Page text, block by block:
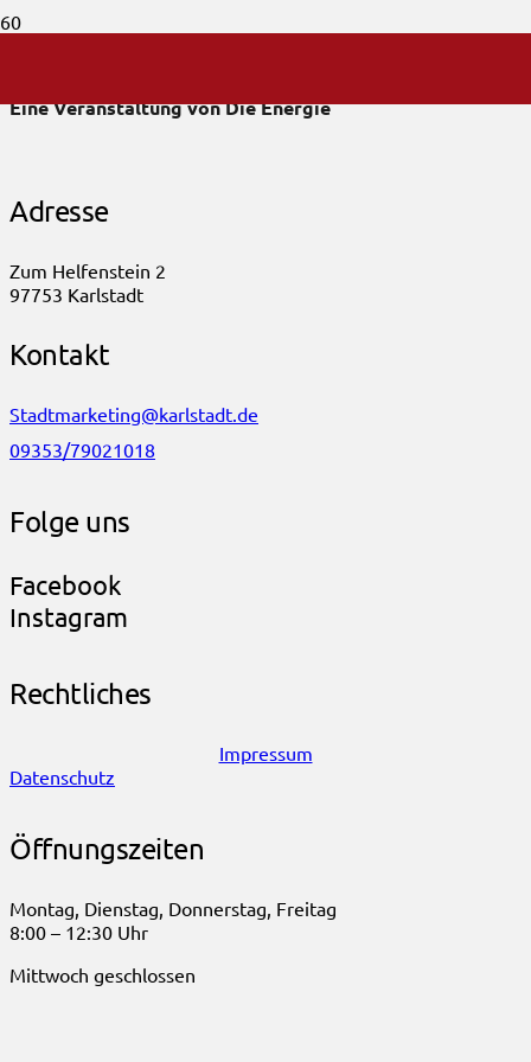
Eine Veranstaltung von Die Energie
Adresse
Zum Helfenstein 2
97753 Karlstadt
Kontakt
Stadtmarketing@karlstadt.de
09353/79021018
Folge uns
Facebook
Instagram
Rechtliches
Impressum
Datenschutz
Öffnungszeiten
Montag, Dienstag, Donnerstag, Freitag
8:00 – 12:30 Uhr
Mittwoch geschlossen